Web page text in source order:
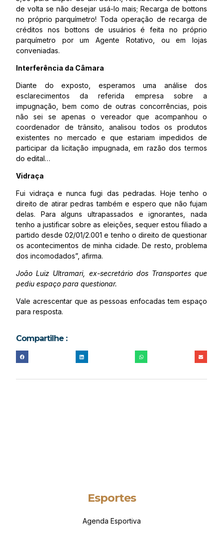
de volta se não desejar usá-lo mais; Recarga de bottons
no próprio parquímetro! Toda operação de recarga de
créditos nos bottons de usuários é feita no próprio
parquímetro por um Agente Rotativo, ou em lojas
conveniadas.
Interferência da Câmara
Diante do exposto, esperamos uma análise dos
esclarecimentos da referida empresa sobre a
impugnação, bem como de outras concorrências, pois
não sei se apenas o vereador que acompanhou o
coordenador de trânsito, analisou todos os produtos
existentes no mercado e que estariam impedidos de
participar da licitação impugnada, em razão dos termos
do edital…
Vidraça
Fui vidraça e nunca fugi das pedradas. Hoje tenho o
direito de atirar pedras também e espero que não fujam
delas. Para alguns ultrapassados e ignorantes, nada
tenho a justificar sobre as eleições, sequer estou filiado a
partido desde 02/01/2.001 e tenho o direito de questionar
os acontecimentos de minha cidade. De resto, problema
dos incomodados”, afirma.
João Luiz Ultramari, ex-secretário dos Transportes que
pediu espaço para questionar.
Vale acrescentar que as pessoas enfocadas tem espaço
para resposta.
Compartilhe :
Esportes
Agenda Esportiva